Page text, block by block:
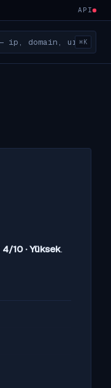
API
⌘K
4/10 · Yüksek.